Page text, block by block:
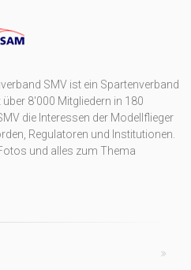
SMV ist ein Spartenverband
8'000 Mitgliedern in 180
die Interessen der Modellflieger
Regulatoren und Institutionen.
und alles zum Thema